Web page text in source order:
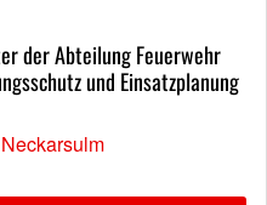
der Abteilung Feuerwehr
und Einsatzplanung